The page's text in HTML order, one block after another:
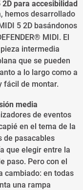
2D para accesibilidad
hemos desarrollado
5 2D basándonos
MIDI. El
intermedia
que se pueden
a lo largo como a
fácil de montar.
media
de eventos
en el tema de la
de pasacables
que elegir entre la
paso. Pero con el
cambiado: en todas
una rampa